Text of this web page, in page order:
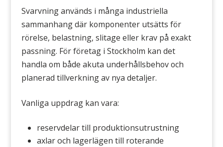
Svarvning används i många industriella
sammanhang där komponenter utsätts för
rörelse, belastning, slitage eller krav på exakt
passning. För företag i Stockholm kan det
handla om både akuta underhållsbehov och
planerad tillverkning av nya detaljer.
Vanliga uppdrag kan vara:
reservdelar till produktionsutrustning
axlar och lagerlägen till roterande